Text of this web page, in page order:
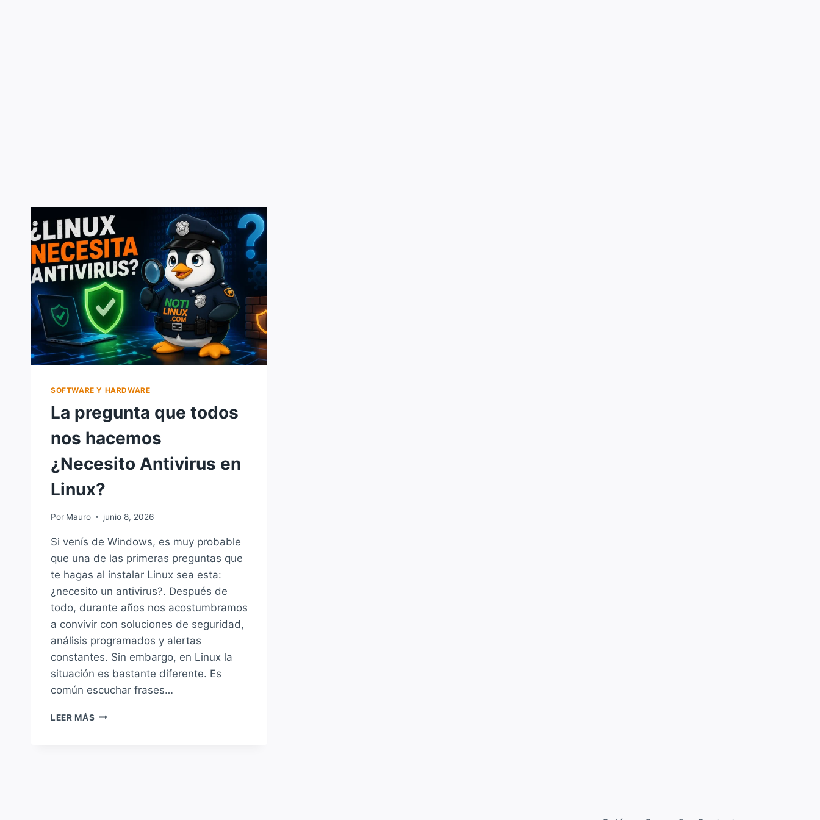
SOFTWARE Y HARDWARE
La pregunta que todos
nos hacemos
¿Necesito Antivirus en
Linux?
Por Mauro junio 8, 2026
Si venís de Windows, es muy probable
que una de las primeras preguntas que
te hagas al instalar Linux sea esta:
¿necesito un antivirus?. Después de
todo, durante años nos acostumbramos
a convivir con soluciones de seguridad,
análisis programados y alertas
constantes. Sin embargo, en Linux la
situación es bastante diferente. Es
común escuchar frases…
LEER MÁS LA